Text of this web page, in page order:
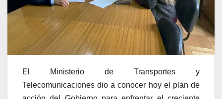
El Ministerio de Transportes y
Telecomunicaciones dio a conocer hoy el plan de